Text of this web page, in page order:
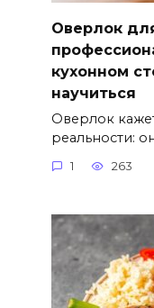
Оверлок
кухонном
научиться
Оверлок
реальности:
1 263